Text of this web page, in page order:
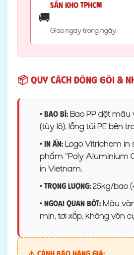
🚚
Sẵn Kho TPHCM
Giao ngay trong ngày.
📦 Quy cách đóng gói &
• Bao bì:Bao PP dệt màu
(tùy lô), lồng túi PE bên
• In ấn:Logo Vitrichem in
phẩm “Poly Aluminium
in Vietnam.
• Trọng lượng:25kg/bao
• Ngoại quan bột:Màu
mịn, tơi xốp, không vón